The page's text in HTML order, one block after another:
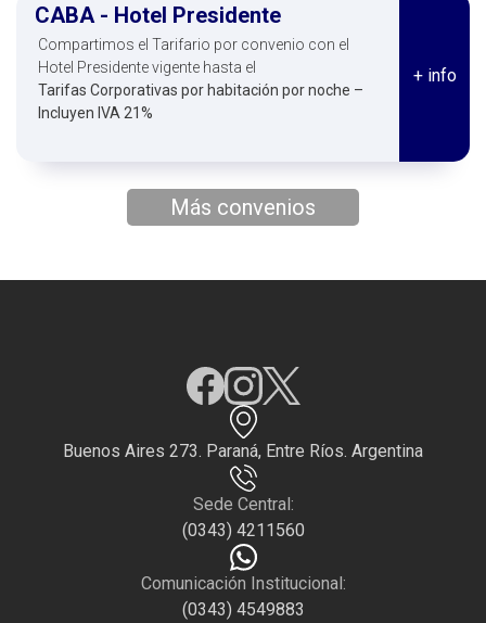
de
CABA - Hotel Presidente
Compartimos el Tarifario por convenio con el
Hotel Presidente vigente hasta el
Tarifas Corporativas por habitación por noche –
Incluyen IVA 21%
+ info
Más convenios
Buenos Aires 273. Paraná, Entre Ríos. Argentina
Sede Central:
(0343) 4211560
Comunicación Institucional:
(0343) 4549883